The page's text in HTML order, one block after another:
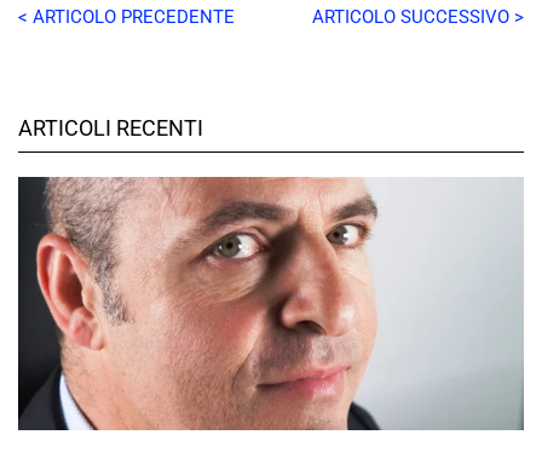
< ARTICOLO PRECEDENTE ARTICOLO SUCCESSIVO >
ARTICOLI RECENTI